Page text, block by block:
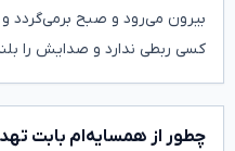
بیرون می‌رود و صبح برمی‌گردد
کسی ربطی ندارد و صدایش را
چطور از همسایه‌ام بابت